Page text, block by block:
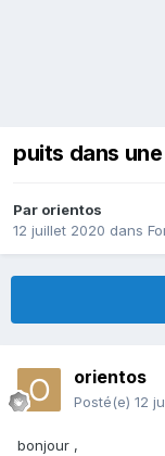
puits dans
Par orientos
12 juillet 2020 dans
orientos
Posté(e) 12
bonjour ,